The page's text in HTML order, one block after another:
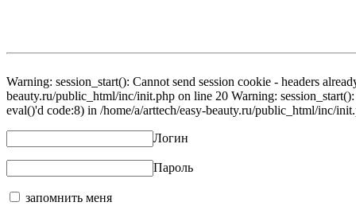
Warning: session_start(): Cannot send session cookie - headers
beauty.ru/public_html/inc/init.php on line 20 Warning:
eval()'d code:8) in /home/a/arttech/easy-beauty.ru/public_html/inc/
Логин
Пароль
запомнить меня